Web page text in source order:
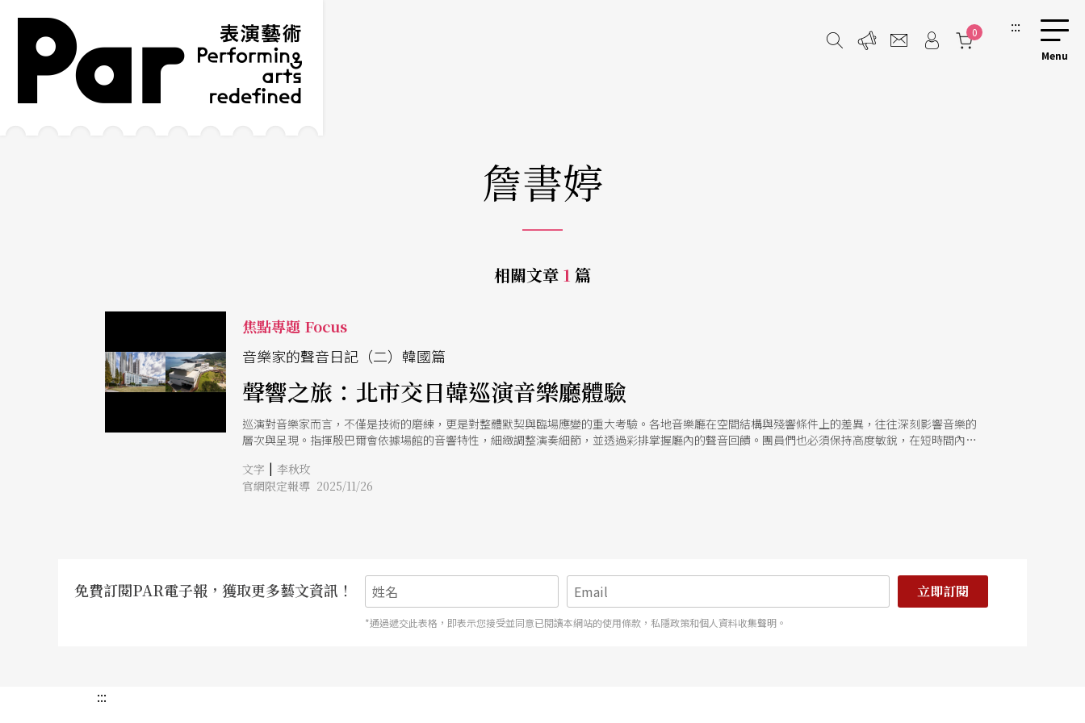
跳到主要內容區塊
網站導覽
0 :::
詹書婷
相關文章 1 篇
焦點專題 Focus
音樂家的聲音日記（二）韓國篇
聲響之旅：北市交日韓巡演音樂廳體驗
巡演對音樂家而言，不僅是技術的磨練，更是對整體默契與臨場應變的重大考驗。各地音樂廳在空間結構與殘響條件上的差異，往往深刻影響音樂的
層次與呈現。指揮殷巴爾會依據場館的音響特性，細緻調整演奏細節，並透過彩排掌握廳內的聲音回饋。團員們也必須保持高度敏銳，在短時間內靈
樂廳的的個人感受。期望隨著這些文字與照片，帶您一同展開一場紙上的音樂旅程。
文字 | 李秋玫
官網限定報導 2025/11/26
免費訂閱PAR電子報，獲取更多藝文資訊！ 立即訂閱
*通過遞交此表格，即表示您接受並同意已閱讀本網站的使用條款，私隱政策和個人資料收集聲明。
:::